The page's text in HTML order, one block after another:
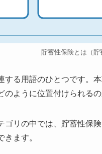
貯蓄性保険とは（
する用語のひとつです。
ように位置付けられるの
ゴリの中では、貯蓄性保
ます。